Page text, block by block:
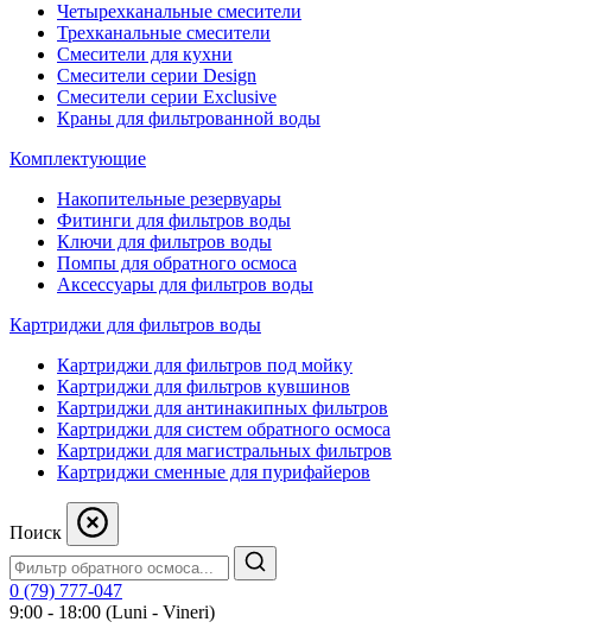
Четырехканальные смесители
Трехканальные смесители
Смесители для кухни
Смесители серии Design
Смесители серии Exclusive
Краны для фильтрованной воды
Комплектующие
Накопительные резервуары
Фитинги для фильтров воды
Ключи для фильтров воды
Помпы для обратного осмоса
Аксессуары для фильтров воды
Картриджи для фильтров воды
Картриджи для фильтров под мойку
Картриджи для фильтров кувшинов
Картриджи для антинакипных фильтров
Картриджи для систем обратного осмоса
Картриджи для магистральных фильтров
Картриджи сменные для пурифайеров
Поиск
0 (79) 777-047
9:00 - 18:00 (Luni - Vineri)